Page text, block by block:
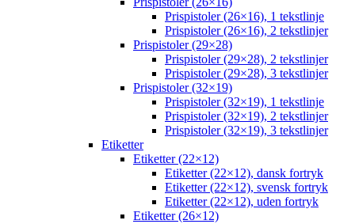
Prispistoler (26×16), 1 tekstlinje
Prispistoler (26×16), 2 tekstlinjer
Prispistoler (29×28)
Prispistoler (29×28), 2 tekstlinjer
Prispistoler (29×28), 3 tekstlinjer
Prispistoler (32×19)
Prispistoler (32×19), 1 tekstlinje
Prispistoler (32×19), 2 tekstlinjer
Prispistoler (32×19), 3 tekstlinjer
Etiketter
Etiketter (22×12)
Etiketter (22×12), dansk fortryk
Etiketter (22×12), svensk fortryk
Etiketter (22×12), uden fortryk
Etiketter (26×12)